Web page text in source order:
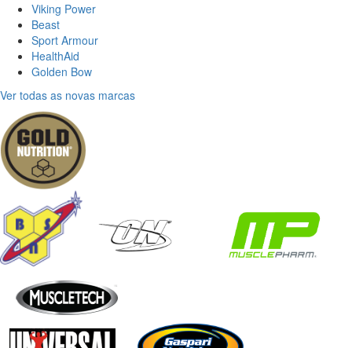
Viking Power
Beast
Sport Armour
HealthAid
Golden Bow
Ver todas as novas marcas